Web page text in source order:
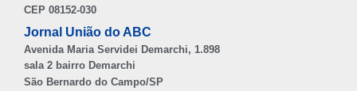
CEP 08152-030
Jornal União do ABC
Avenida Maria Servidei Demarchi, 1.898
sala 2 bairro Demarchi
São Bernardo do Campo/SP